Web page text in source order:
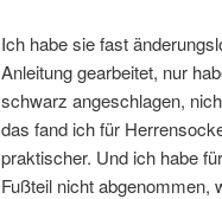
Ich habe sie fast
Anleitung gearbeitet, nur
schwarz angeschlagen,
das fand ich für
praktischer. Und ich habe
Fußteil nicht abgenommen,